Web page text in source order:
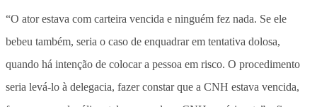
“O ator estava com carteira vencida e ninguém fez nada. Se ele
bebeu também, seria o caso de enquadrar em tentativa dolosa,
quando há intenção de colocar a pessoa em risco. O procedimento
seria levá-lo à delegacia, fazer constar que a CNH estava vencida,